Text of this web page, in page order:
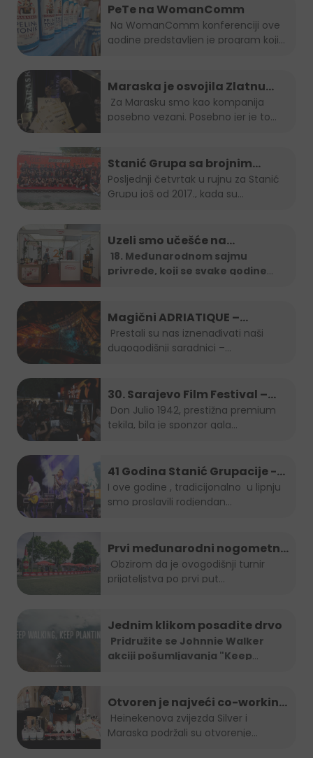
PeTe na WomanComm
godine predstavljen je program koji
Maraska je osvojila Zlatnu
plaketu, opet!
posebno vezani. Posebno jer je to...
Stanić Grupa sa brojnim
timom na B2B run utrci
Posljednji četvrtak u rujnu za Stanić
Grupu još od 2017., kada su...
Uzeli smo učešće na…
18. Međunarodnom sajmu
privrede, koji se svake godine
Magični ADRIATIQUE –
posljednja noć SFF-a
dugogodišnji saradnici –...
30. Sarajevo Film Festival –
Don Julio Gala zabava
tekila, bila je sponzor gala...
41 Godina Stanić Grupacije -
koncert Indira Forza i Berin
Buturović
I ove godine , tradicijonalno u lipnju
smo proslavili rodjendan...
Prvi međunarodni nogometni
turnir prijateljstva
prijateljstva po prvi put...
Jednim klikom posadite drvo
Pridružite se Johnnie Walker
akciji pošumljavanja "Keep
Otvoren je najveći co-working
space u Sarajevu!
Maraska podržali su otvorenje...